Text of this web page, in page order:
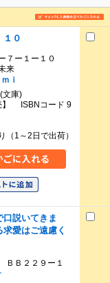
０
ー１ー１０
来
ｉ
文庫)
】 ISBNコード 9
（1～2日で出荷）
説いてきま
愛はご遠慮く
Ｂ２２９ー１